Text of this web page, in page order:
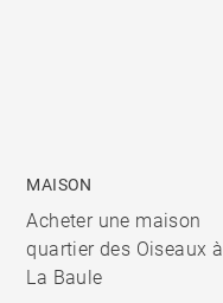
MAISON
Acheter une maison
quartier des Oiseaux à
La Baule